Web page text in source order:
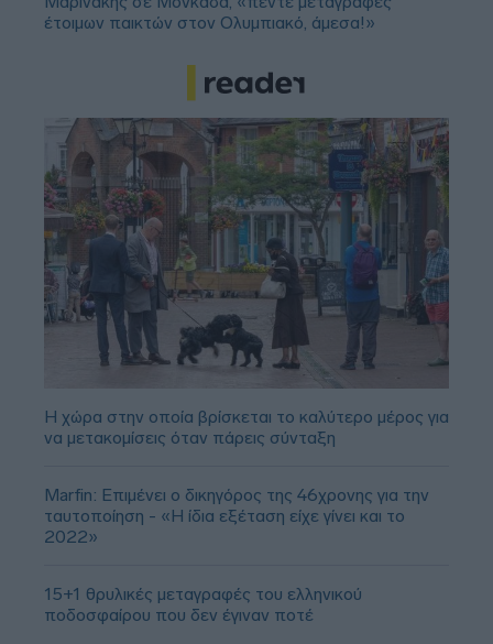
έτοιμων παικτών στον Ολυμπιακό, άμεσα!»
Η χώρα στην οποία βρίσκεται το καλύτερο μέρος για
να μετακομίσεις όταν πάρεις σύνταξη
Marfin: Επιμένει ο δικηγόρος της 46χρονης για την
ταυτοποίηση - «Η ίδια εξέταση είχε γίνει και το
2022»
15+1 θρυλικές μεταγραφές του ελληνικού
ποδοσφαίρου που δεν έγιναν ποτέ